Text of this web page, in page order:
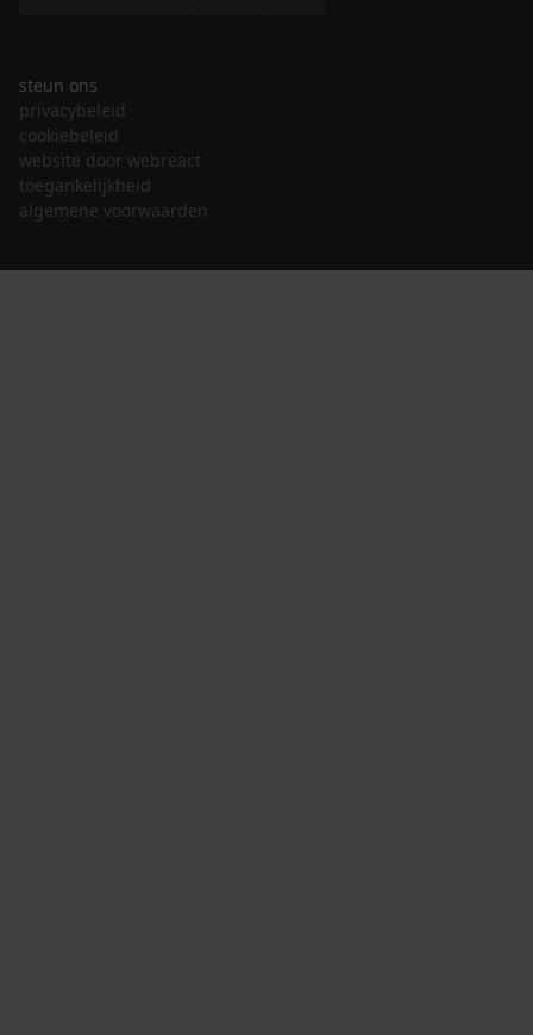
steun ons
privacybeleid
cookiebeleid
website door webreact
toegankelijkheid
algemene voorwaarden